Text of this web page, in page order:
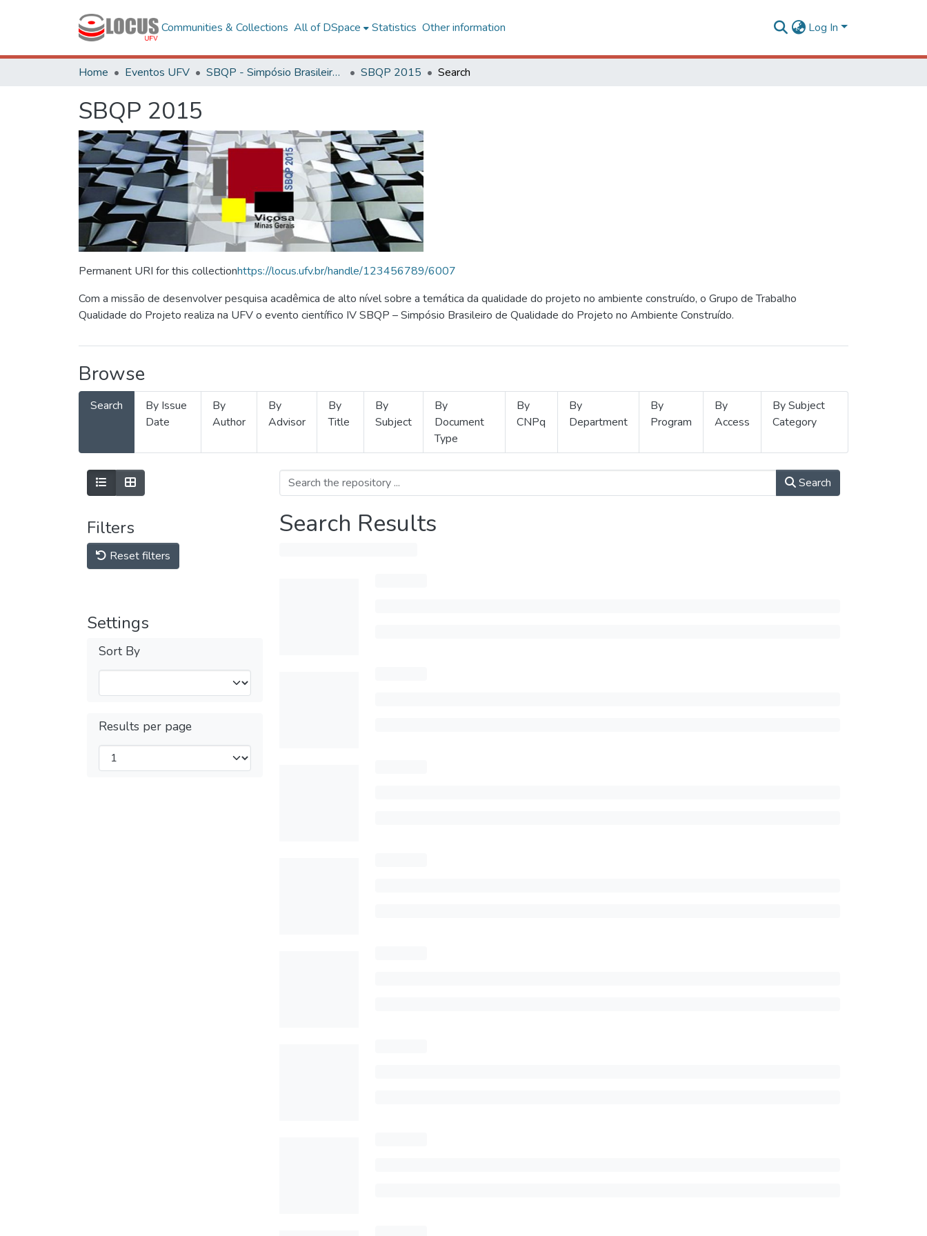
Communities & Collections All of DSpace Statistics Other information Log In
Home Eventos UFV SBQP - Simpósio Brasileiro de Qualidade do Projeto no Ambiente Construído SBQP 2015 Search
SBQP 2015
Permanent URI for this collectionhttps://locus.ufv.br/handle/123456789/6007
Com a missão de desenvolver pesquisa acadêmica de alto nível sobre a temática da qualidade do projeto no ambiente construído, o Grupo de Trabalho
Qualidade do Projeto realiza na UFV o evento científico IV SBQP – Simpósio Brasileiro de Qualidade do Projeto no Ambiente Construído.
Browse
Search
By Issue
Date
By
Author
By
Advisor
By
Title
By
Subject
By
Document
Type
By
CNPq
By
Department
By
Program
By
Access
By Subject
Category
Filters
Reset filters
Settings
Sort By
Results per page
Search
Search Results